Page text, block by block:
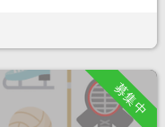
募集中